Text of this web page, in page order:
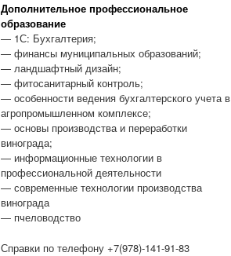
Дополнительное профессиональное
образование
— 1С: Бухгалтерия;
— финансы муниципальных образований;
— ландшафтный дизайн;
— фитосанитарный контроль;
— особенности ведения бухгалтерского учета в
агропромышленном комплексе;
— основы производства и переработки
винограда;
— информационные технологии в
профессиональной деятельности
— современные технологии производства
винограда
— пчеловодство
Справки по телефону +7(978)-141-91-83